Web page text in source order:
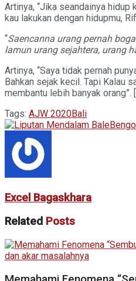
Artinya, “Jika seandainya hidup
kau lakukan dengan hidupmu,
“Saencanna urang pernah
lamun urang sejahtera, urang
Artinya, “Saya tidak pernah
Bahkan sejak kecil. Tapi Kalau
membantu lebih banyak orang”.
Tags: AJW 2020Bali
Excel Bagaskhara
Related Posts